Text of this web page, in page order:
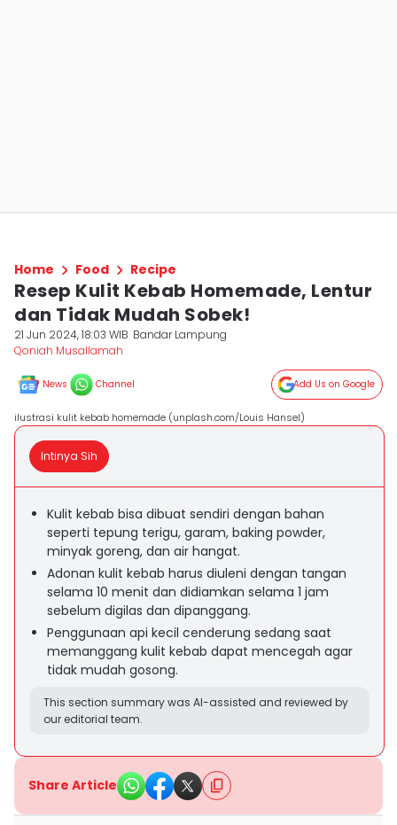
Home Food Recipe
Resep Kulit Kebab Homemade, Lentur
dan Tidak Mudah Sobek!
21 Jun 2024, 18:03 WIB Bandar Lampung
Qoniah Musallamah
News Channel Add Us on Google
ilustrasi kulit kebab homemade (unplash.com/Louis Hansel)
Intinya Sih
Kulit kebab bisa dibuat sendiri dengan bahan
seperti tepung terigu, garam, baking powder,
minyak goreng, dan air hangat.
Adonan kulit kebab harus diuleni dengan tangan
selama 10 menit dan didiamkan selama 1 jam
sebelum digilas dan dipanggang.
Penggunaan api kecil cenderung sedang saat
memanggang kulit kebab dapat mencegah agar
tidak mudah gosong.
This section summary was AI-assisted and reviewed by
our editorial team.
Share Article